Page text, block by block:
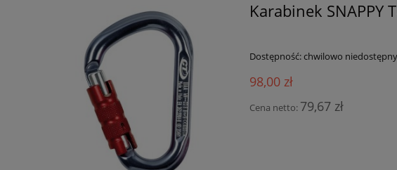
Karabinek SNAPPY
Dostępność:chwilowo niedostępny
98,00 zł
Cena netto: 79,67 zł